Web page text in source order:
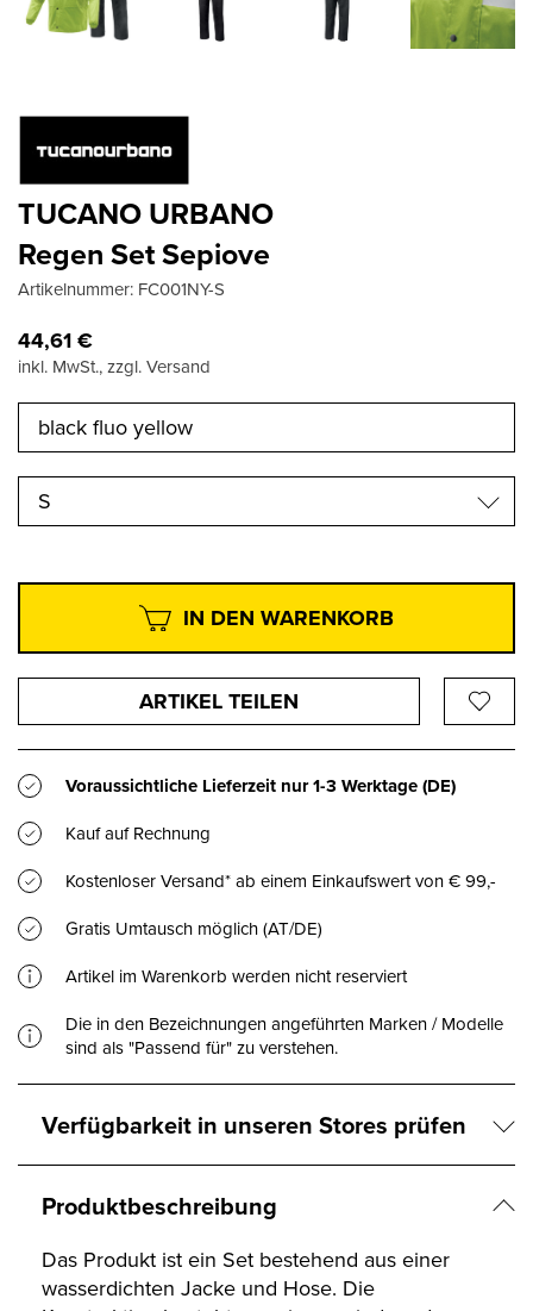
TUCANO URBANO
Regen Set Sepiove
Artikelnummer: FC001NY-S
44,61€
inkl. MwSt., zzgl. Versand
S
IN DEN WARENKORB
ARTIKEL TEILEN
Voraussichtliche Lieferzeit nur1-3 Werktage(DE)
Kauf auf Rechnung
Kostenloser Versand* ab einem Einkaufswert von € 99,-
Gratis Umtausch möglich (AT/DE)
Artikel im Warenkorb werden nicht reserviert
Die in den Bezeichnungen angeführten Marken / Modelle
sind als "Passend für" zu verstehen.
Verfügbarkeit in unseren Stores prüfen
Produktbeschreibung
Das Produkt ist ein Set bestehend aus einer
wasserdichten Jacke und Hose. Die